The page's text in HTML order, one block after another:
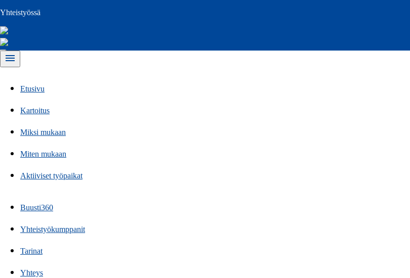
Yhteistyössä
menu
Etusivu
Kartoitus
Miksi mukaan
Miten mukaan
Aktiiviset työpaikat
Buusti360
Yhteistyökumppanit
Tarinat
Yhteys